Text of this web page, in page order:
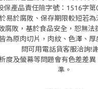
保產品責任險字號：1516字
易於腐敗、保存期限較短若為
腐敗，基於食品安全，恕無法
為原肉切片，肉紋、色澤、厚
問可用電話貨客服洽詢!
度及螢幕等問題會有色差差異
準。